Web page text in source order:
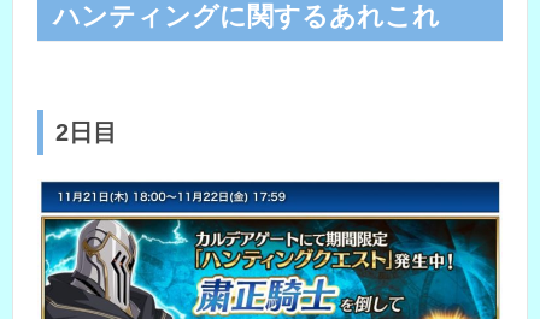
ハンティングに関するあれこれ
2日目